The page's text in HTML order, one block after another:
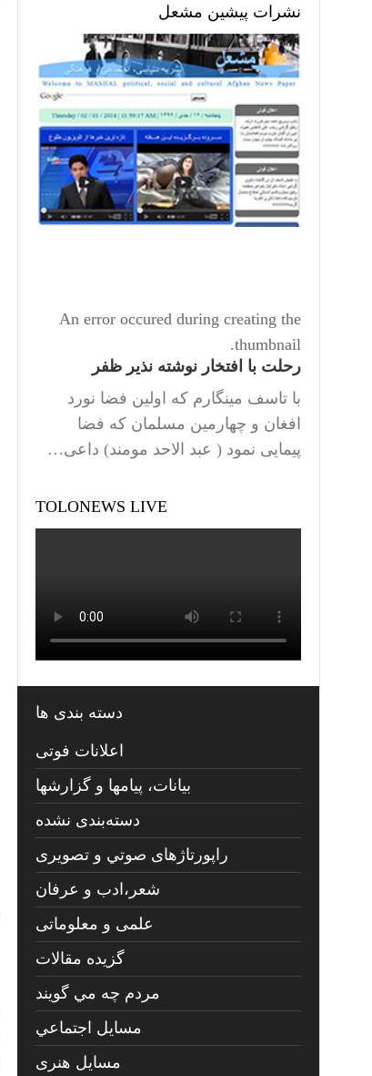
نشرات پیشین مشعل
An error occured during creating the
thumbnail.
رحلت با افتخار نوشته نذیر ظفر
با تاسف مینگارم که اولین فضا نورد
افغان و چهارمین مسلمان که فضا
پیمایی نمود ( عبد الاحد مومند) داعی…
TOLONEWS LIVE
دسته بندی ها
اعلانات فوتی
بیانات، پیامها و گزارشها
دسته‌بندی نشده
راپورتاژهای صوتي و تصويری
شعر،ادب و عرفان
علمی و معلوماتی
گزیده مقالات
مردم چه مي گويند
مسايل اجتماعي
مسايل هنری